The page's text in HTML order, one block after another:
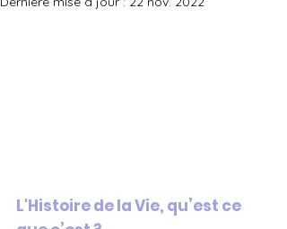
L'Histoire de la Vie, qu’est ce